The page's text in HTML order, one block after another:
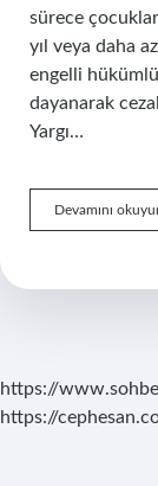
sürece
yıl veya daha
engelli
dayanarak
Yargı…
Devamını
https://
https://